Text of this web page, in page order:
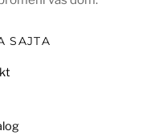
SAJTA